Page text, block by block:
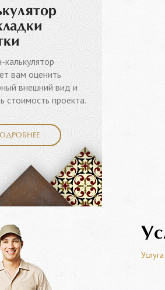
калькулятор
вам оценить
внешний вид и
стоимость проекта.